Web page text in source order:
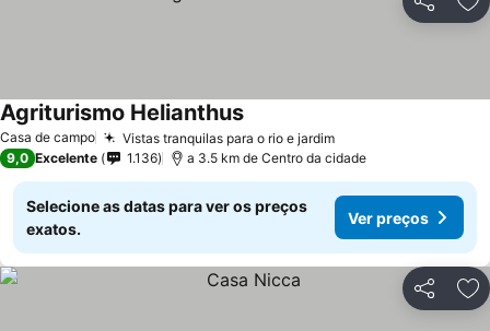
Partilhar
Casa de campo Vistas tranquilas para o rio e jardim
Agriturismo Helianthus
9,0 Excelente 1.136 a 3.5 km de Centro da cidade
Selecione as datas para ver os preços
exatos.
Ver preços
Partilhar